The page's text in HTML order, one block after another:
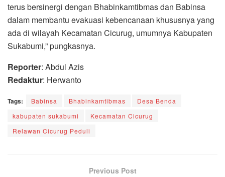
terus bersinergi dengan Bhabinkamtibmas dan Babinsa
dalam membantu evakuasi kebencanaan khususnya yang
ada di wilayah Kecamatan Cicurug, umumnya Kabupaten
Sukabumi,” pungkasnya.
Reporter: Abdul Azis
Redaktur: Herwanto
Tags: Babinsa Bhabinkamtibmas
Desa Benda
kabupaten sukabumi
Kecamatan Cicurug
Relawan Cicurug Peduli
Previous Post